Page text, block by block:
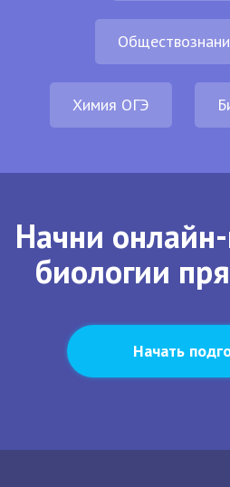
Химия ОГЭ
Начни
биологии
Начать